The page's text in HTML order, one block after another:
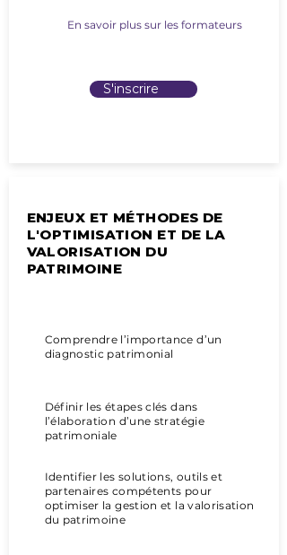
En savoir plus sur les formateurs
S'inscrire
ENJEUX ET MÉTHODES DE
L'OPTIMISATION ET DE LA
VALORISATION DU
PATRIMOINE
Comprendre l’importance d’un
diagnostic patrimonial
Définir les étapes clés dans
l’élaboration d’une stratégie
patrimoniale
Identifier les solutions, outils et
partenaires compétents pour
optimiser la gestion et la valorisation
du patrimoine